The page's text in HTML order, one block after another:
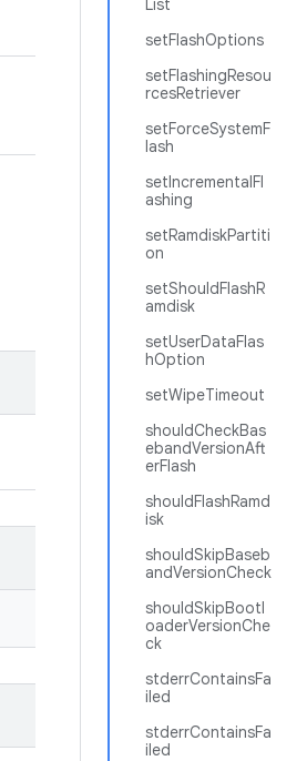
List
setFlashOptions
setFlashingResou
rcesRetriever
setForceSystemF
lash
setIncrementalFl
ashing
setRamdiskPartiti
on
setShouldFlashR
amdisk
setUserDataFlas
hOption
setWipeTimeout
shouldCheckBas
ebandVersionAft
erFlash
shouldFlashRamd
isk
shouldSkipBaseb
andVersionCheck
shouldSkipBootl
oaderVersionChe
ck
stderrContainsFa
iled
stderrContainsFa
iled